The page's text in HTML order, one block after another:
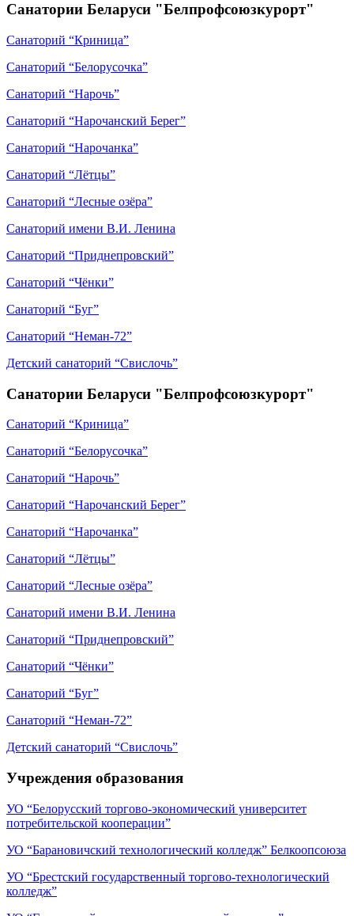
Санатории Беларуси "Белпрофсоюзкурорт"
Санаторий “Криница”
Санаторий “Белорусочка”
Санаторий “Нарочь”
Санаторий “Нарочанский Берег”
Санаторий “Нарочанка”
Санаторий “Лётцы”
Санаторий “Лесные озёра”
Санаторий имени В.И. Ленина
Санаторий “Приднепровский”
Санаторий “Чёнки”
Санаторий “Буг”
Санаторий “Неман-72”
Детский санаторий “Свислочь”
Санатории Беларуси "Белпрофсоюзкурорт"
Санаторий “Криница”
Санаторий “Белорусочка”
Санаторий “Нарочь”
Санаторий “Нарочанский Берег”
Санаторий “Нарочанка”
Санаторий “Лётцы”
Санаторий “Лесные озёра”
Санаторий имени В.И. Ленина
Санаторий “Приднепровский”
Санаторий “Чёнки”
Санаторий “Буг”
Санаторий “Неман-72”
Детский санаторий “Свислочь”
Учреждения образования
УО “Белорусский торгово-экономический университет
потребительской кооперации”
УО “Барановичский технологический колледж” Белкоопсоюза
УО “Брестский государственный торгово-технологический
колледж”